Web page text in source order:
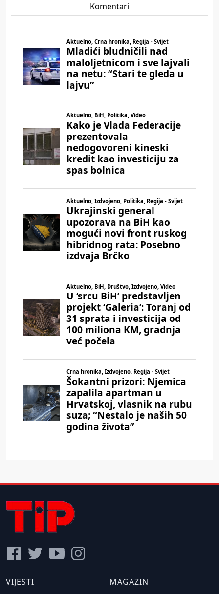
Komentari
VIJESTI
MAGAZIN